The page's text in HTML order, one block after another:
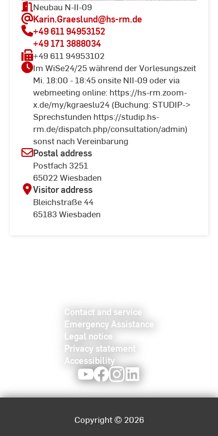
Neubau N-II-09
Karin.Graeslund@hs-rm.de
+49 611 94953152
+49 171 3888034
+49 611 94953102
Im WiSe24/25 während der Vorlesungszeit
Mi. 18:00 - 18:45 onsite NII-09 oder via
webmeeting online: https://hs-rm.zoom-
x.de/my/kgraeslu24 (Buchung: STUDIP->
Sprechstunden https://studip.hs-
rm.de/dispatch.php/consultation/admin)
sonst nach Vereinbarung
Postal address
Postfach 3251
65022 Wiesbaden
Visitor address
Bleichstraße 44
65183 Wiesbaden
Contact and service
Emergency Assistance
Legal notice
Privacy statement
Accessibility
YoutubeFacebookInstagram
Copyright © 2026